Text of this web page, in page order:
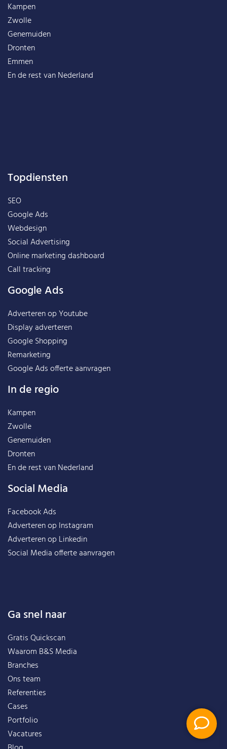
Kampen
Zwolle
Genemuiden
Dronten
Emmen
En de rest vanNederland
Topdiensten
SEO
Google Ads
Webdesign
Social Advertising
Online marketing dashboard
Call tracking
Google Ads
Adverteren op Youtube
Display adverteren
Google Shopping
Remarketing
Google Ads offerte aanvragen
In de regio
Kampen
Zwolle
Genemuiden
Dronten
En de rest vanNederland
Social Media
Facebook Ads
Adverteren op Instagram
Adverteren op Linkedin
Social Media offerte aanvragen
Ga snel naar
Gratis Quickscan
Waarom B&S Media
Branches
Ons team
Referenties
Cases
Portfolio
Vacatures